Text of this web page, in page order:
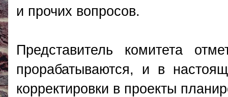
и прочих вопросов.
Представитель комитета
прорабатываются, и в
корректировки в проекты